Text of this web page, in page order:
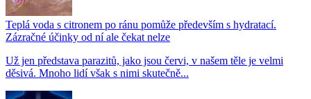
Teplá voda s citronem po ránu pomůže především s hydratací.
Zázračné účinky od ní ale čekat nelze
Už jen představa parazitů, jako jsou červi, v našem těle je velmi
děsivá. Mnoho lidí však s nimi skutečně...